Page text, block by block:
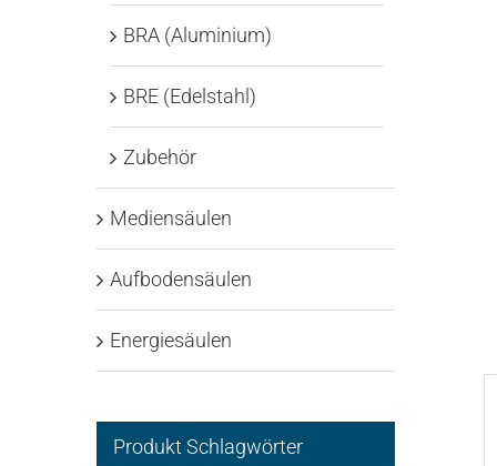
BRA (Aluminium)
BRE (Edelstahl)
Zubehör
Mediensäulen
Aufbodensäulen
Energiesäulen
Produkt Schlagwörter